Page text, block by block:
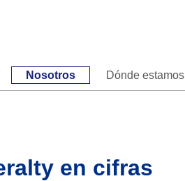
Nosotros Dónde estamos
en cifras